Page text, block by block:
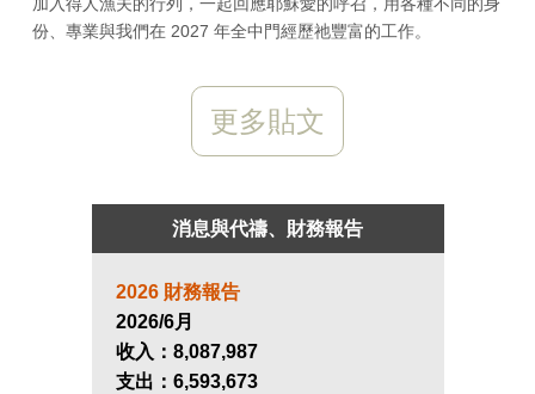
份、專業與我們在 2027 年全中門經歷祂豐富的工作。
更多貼文
消息與代禱、財務報告
2026 財務報告
2026/6月
收入：8,087,987
支出：6,593,673